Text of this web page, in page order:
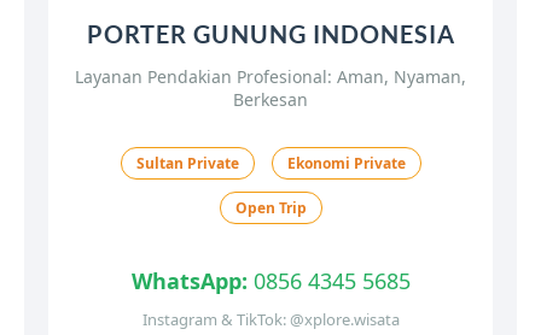
PORTER GUNUNG INDONESIA
Layanan Pendakian Profesional: Aman, Nyaman,
Berkesan
Sultan Private Ekonomi Private
Open Trip
WhatsApp: 0856 4345 5685
Instagram & TikTok: @xplore.wisata